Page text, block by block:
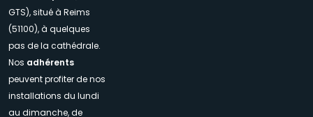
GTS), situé à Reims
(51100), à quelques
pas de la cathédrale.
Nos adhérents
peuvent profiter de nos
installations du lundi
au dimanche, de